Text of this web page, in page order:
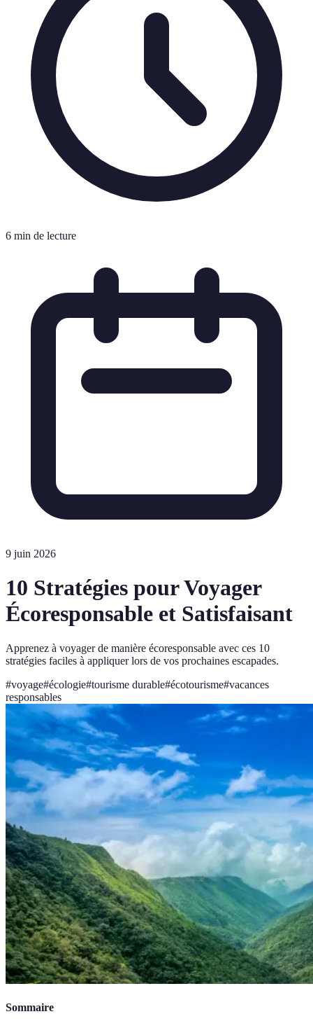
6 min de lecture
9 juin 2026
10 Stratégies pour Voyager
Écoresponsable et Satisfaisant
Apprenez à voyager de manière écoresponsable avec ces 10
stratégies faciles à appliquer lors de vos prochaines escapades.
#voyage#écologie#tourisme durable#écotourisme#vacances
responsables
Sommaire